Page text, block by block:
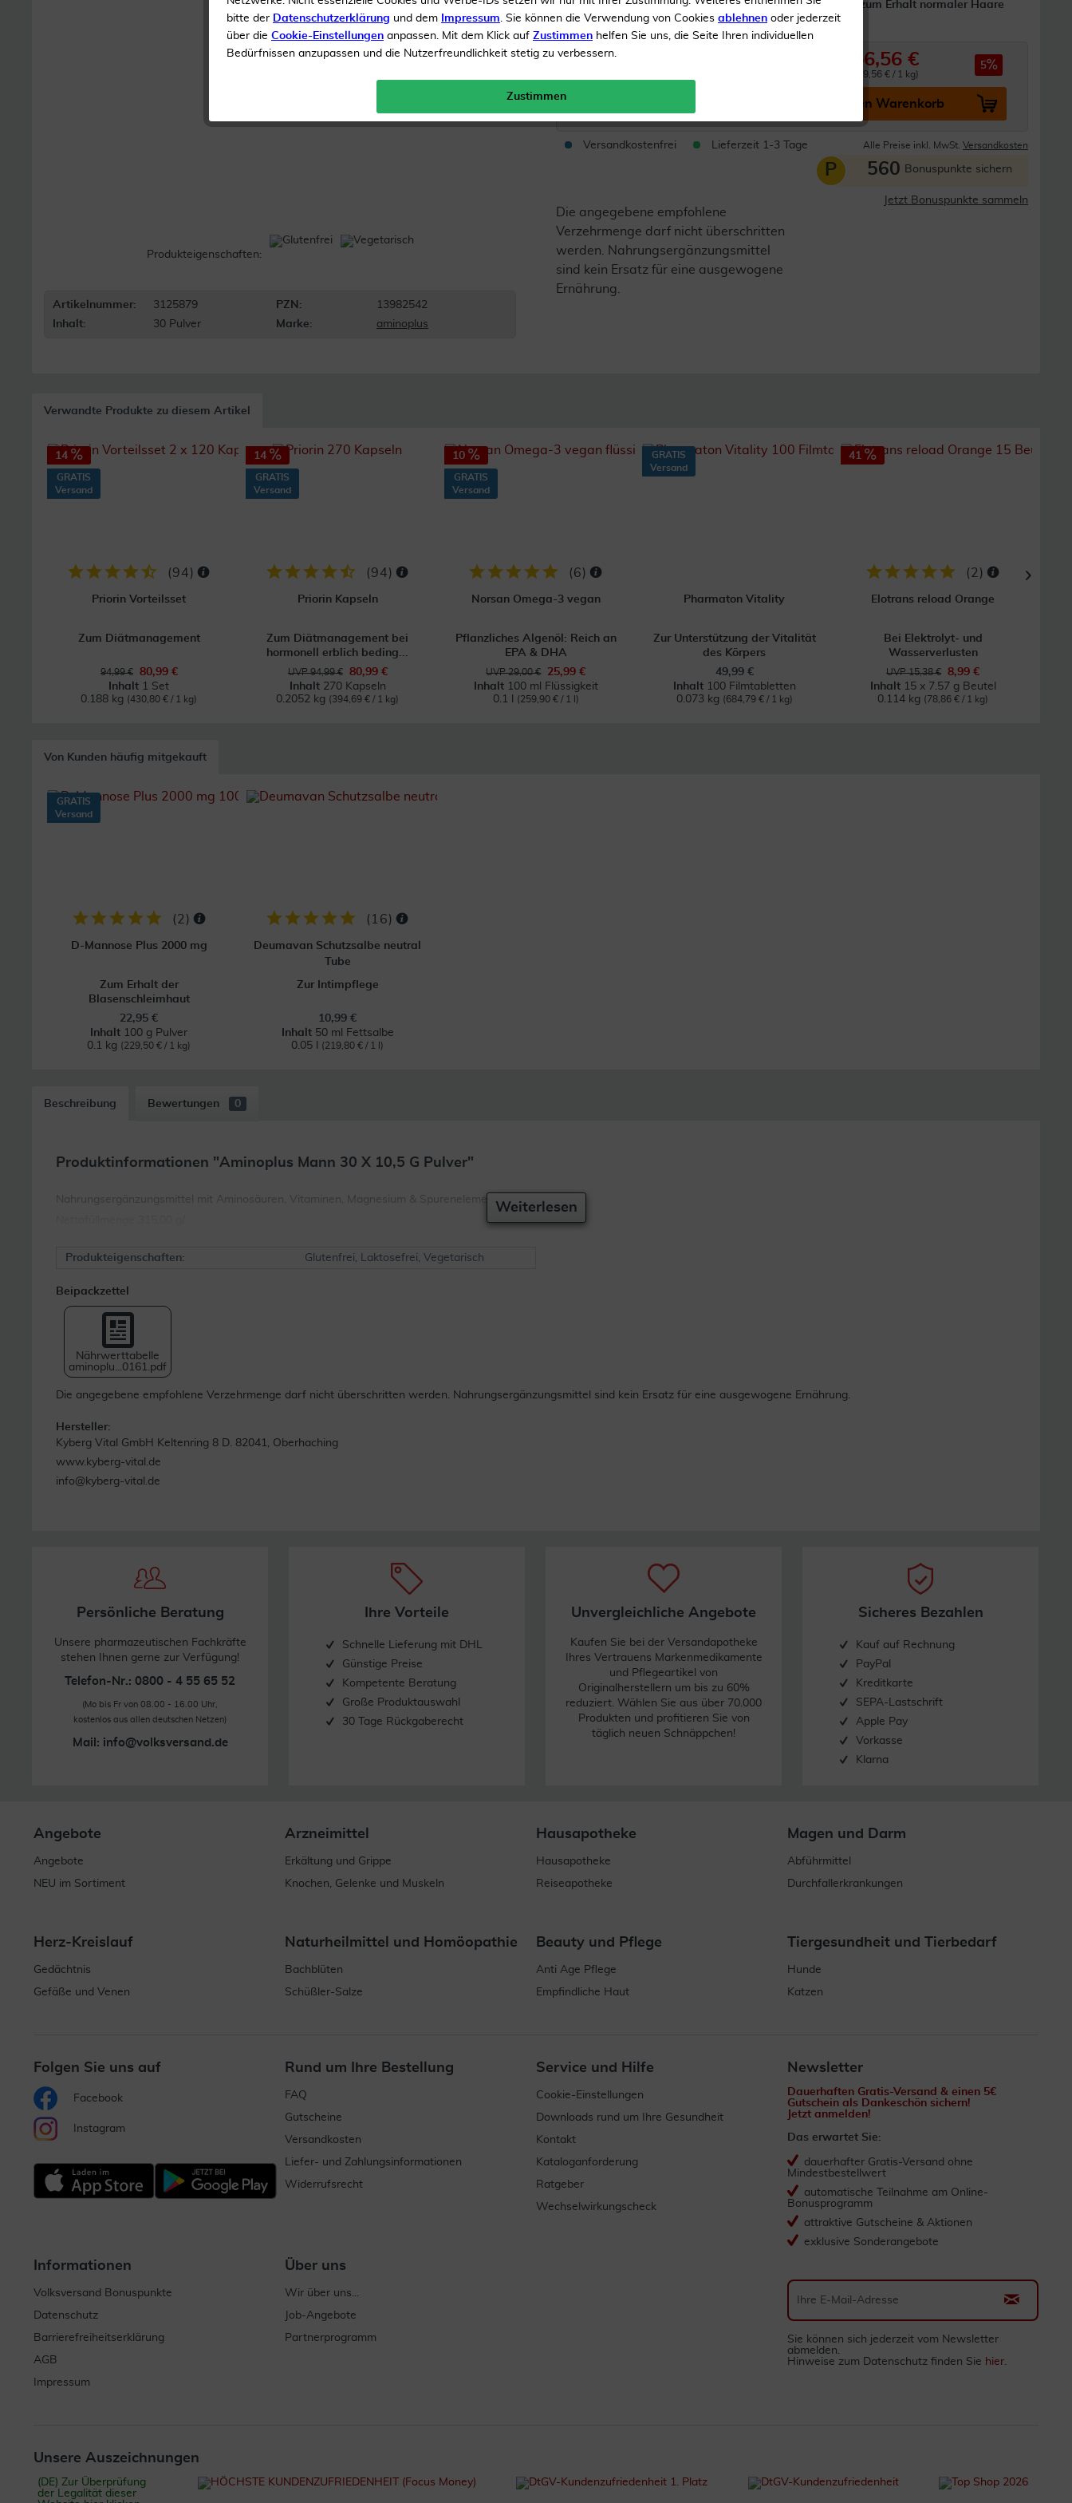
Vegetarisch
Zink trägt zum Erhalt normaler Haare
bei
Produkteigenschaften:
Artikelnummer: 3125879 PZN:
13982542
Inhalt:
30 Pulver Marke: aminoplus
56,56 €
0.315 kg (179,56 € / 1 kg)
5
In den Warenkorb
Versandkostenfrei Lieferzeit 1-3 Tage Alle Preise inkl. MwSt. Versandkosten
P 560 Bonuspunkte sichern
Jetzt Bonuspunkte sammeln
Die angegebene empfohlene
Verzehrmenge darf nicht überschritten
werden. Nahrungsergänzungsmittel
sind kein Ersatz für eine ausgewogene
Ernährung.
Verwandte Produkte zu diesem Artikel
14
GRATIS
Versand
(94)
Priorin Vorteilsset
Zum Diätmanagement
94,99 €
80,99 €
Inhalt 1 Set
0.188 kg (430,80 € / 1 kg)
14
GRATIS
Versand
(94)
Priorin Kapseln
Zum Diätmanagement bei
hormonell erblich beding...
UVP 94,99 €
80,99 €
Inhalt 270 Kapseln
0.2052 kg (394,69 € / 1 kg)
10
GRATIS
Versand
(6)
Norsan Omega-3 vegan
Pflanzliches Algenöl: Reich an
EPA & DHA
UVP 29,00 €
25,99 €
Inhalt 100 ml Flüssigkeit
0.1 l
(259,90 € / 1 l)
GRATIS
Versand
Pharmaton Vitality
Zur Unterstützung der Vitalität
des Körpers
49,99 €
Inhalt 100 Filmtabletten
0.073 kg (684,79 € / 1 kg)
41
(2 )
Elotrans reload Orange
Bei Elektrolyt- und
Wasserverlusten
UVP 15,38 €
8,99 €
Inhalt 15 x 7.57 g Beutel
0.114 kg (78,86 € / 1 kg)
Von Kunden häufig mitgekauft
GRATIS
Versand
(2 )
D-Mannose Plus 2000 mg
Zum Erhalt der
Blasenschleimhaut
22,95 €
Inhalt 100 g Pulver
0.1 kg (229,50 € / 1 kg)
( 16)
Deumavan Schutzsalbe neutral
Tube
Zur Intimpflege
10,99 €
Inhalt 50 ml Fettsalbe
0.05 l
(219,80 € / 1 l)
Beschreibung Bewertungen 0
Produktinformationen "Aminoplus Mann 30 X 10,5 G Pulver"
Nahrungsergänzungsmittel mit Aminosäuren, Vitaminen, Magnesium & Spurenelementen
Weiterlesen
Produkteigenschaften: Glutenfrei, Laktosefrei, Vegetarisch
Beipackzettel
Nährwerttabelle
aminoplu...0161.pdf
Die angegebene empfohlene Verzehrmenge darf nicht überschritten werden. Nahrungsergänzungsmittel sind kein Ersatz für eine ausgewogene Ernährung.
Hersteller:
Kyberg Vital GmbH Keltenring 8 D. 82041, Oberhaching
www.kyberg-vital.de
info@kyberg-vital.de
Persönliche Beratung
Unsere pharmazeutischen Fachkräfte
stehen Ihnen gerne zur Verfügung!
Telefon-Nr.: 0800 - 4 55 65 52
(Mo bis Fr von 08.00 - 16.00 Uhr,
kostenlos aus allen deutschen Netzen)
Mail: info@volksversand.de
Ihre Vorteile
Schnelle Lieferung mit DHL
Günstige Preise
Kompetente Beratung
Große Produktauswahl
30 Tage Rückgaberecht
Unvergleichliche Angebote
Kaufen Sie bei der Versandapotheke
Ihres Vertrauens Markenmedikamente
und Pflegeartikel von
Originalherstellern um bis zu 60%
reduziert. Wählen Sie aus über 70.000
Produkten und profitieren Sie von
täglich neuen Schnäppchen!
Sicheres Bezahlen
Kauf auf Rechnung
PayPal
Kreditkarte
SEPA-Lastschrift
Apple Pay
Vorkasse
Klarna
Angebote
Angebote
NEU im Sortiment
Arzneimittel
Erkältung und Grippe
Knochen, Gelenke und Muskeln
Hausapotheke
Hausapotheke
Reiseapotheke
Magen und Darm
Abführmittel
Durchfallerkrankungen
Herz-Kreislauf
Gedächtnis
Gefäße und Venen
Naturheilmittel und Homöopathie
Bachblüten
Schüßler-Salze
Beauty und Pflege
Anti Age Pflege
Empfindliche Haut
Tiergesundheit und Tierbedarf
Hunde
Katzen
Folgen Sie uns auf
Facebook
Instagram
Rund um Ihre Bestellung
FAQ
Gutscheine
Versandkosten
Liefer- und Zahlungsinformationen
Widerrufsrecht
Service und Hilfe
Cookie-Einstellungen
Downloads rund um Ihre Gesundheit
Kontakt
Kataloganforderung
Ratgeber
Wechselwirkungscheck
Informationen
Volksversand Bonuspunkte
Datenschutz
Barrierefreiheitserklärung
AGB
Impressum
Über uns
Wir über uns...
Job-Angebote
Partnerprogramm
Newsletter
Dauerhaften Gratis-Versand & einen 5€
Gutschein als Dankeschön sichern!
Jetzt anmelden!
Das erwartet Sie:
dauerhafter Gratis-Versand ohne
Mindestbestellwert
automatische Teilnahme am Online-
Bonusprogramm
attraktive Gutscheine & Aktionen
exklusive Sonderangebote
Sie können sich jederzeit vom Newsletter
abmelden.
Hinweise zum Datenschutz finden Sie hier.
Unsere Auszeichnungen
(DE) Zur Überprüfung
der Legalität dieser
bitte der Datenschutzerklärung und dem Impressum. Sie können die Verwendung von Cookies ablehnen oder jederzeit
über die Cookie-Einstellungen anpassen. Mit dem Klick auf Zustimmen helfen Sie uns, die Seite Ihren individuellen
Bedürfnissen anzupassen und die Nutzerfreundlichkeit stetig zu verbessern.
Zustimmen